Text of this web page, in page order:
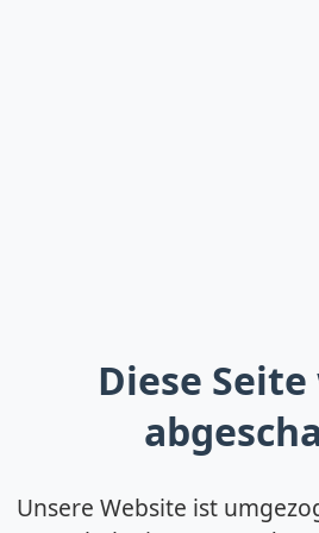
Diese
Unsere Website ist